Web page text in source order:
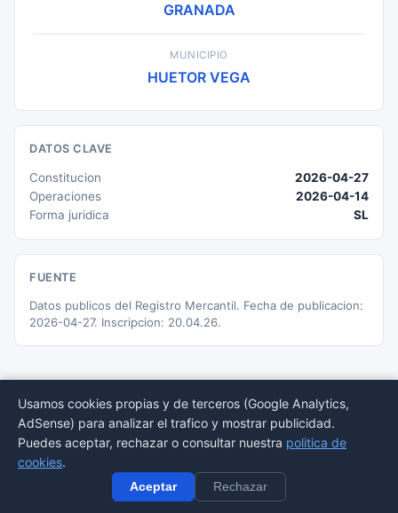
GRANADA
MUNICIPIO
HUETOR VEGA
DATOS CLAVE
Constitucion
2026-04-27
Operaciones
2026-04-14
Forma juridica
SL
FUENTE
Datos publicos del Registro Mercantil. Fecha de publicacion:
2026-04-27. Inscripcion: 20.04.26.
© 2026 BORMEDirectorio — Datos publicos del Registro Mercantil
Provincias
legal
Usamos cookies propias y de terceros (Google Analytics,
AdSense) para analizar el trafico y mostrar publicidad.
Puedes aceptar, rechazar o consultar nuestra politica de
cookies.
Aceptar Rechazar